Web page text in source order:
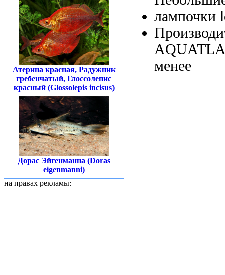
Атерина красная, Радужник
гребенчатый, Глоссолепис
красный (Glossolepis incisus)
Дорас Эйгенманна (Doras
eigenmanni)
на правах рекламы:
лампочки
менее